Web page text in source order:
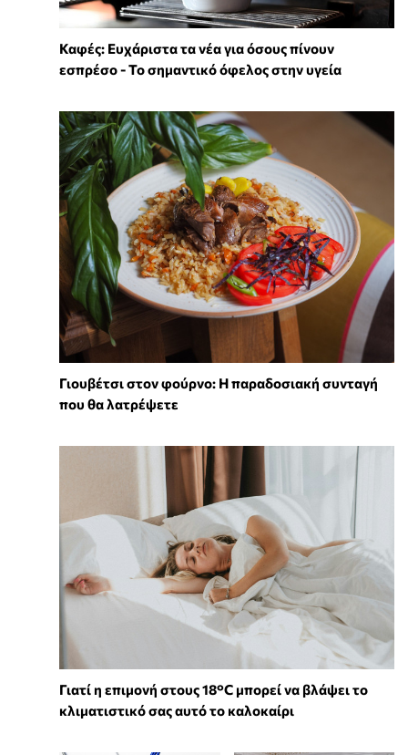
Καφές: Ευχάριστα τα νέα για όσους πίνουν
εσπρέσο - Το σημαντικό όφελος στην υγεία
Γιουβέτσι στον φούρνο: Η παραδοσιακή συνταγή
που θα λατρέψετε
Γιατί η επιμονή στους 18°C μπορεί να βλάψει το
κλιματιστικό σας αυτό το καλοκαίρι